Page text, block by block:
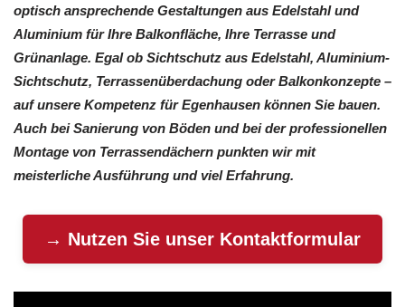
optisch ansprechende Gestaltungen aus Edelstahl und
Aluminium für Ihre Balkonfläche, Ihre Terrasse und
Grünanlage. Egal ob Sichtschutz aus Edelstahl, Aluminium-
Sichtschutz, Terrassenüberdachung oder Balkonkonzepte –
auf unsere Kompetenz für Egenhausen können Sie bauen.
Auch bei Sanierung von Böden und bei der professionellen
Montage von Terrassendächern punkten wir mit
meisterliche Ausführung und viel Erfahrung.
→ Nutzen Sie unser Kontaktformular